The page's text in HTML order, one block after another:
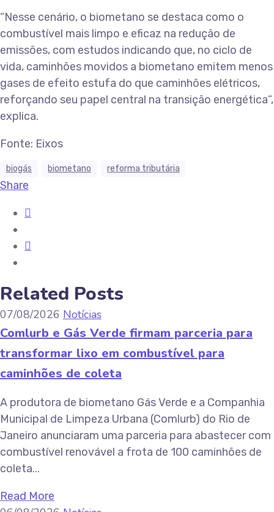
“Nesse cenário, o biometano se destaca como o
combustível mais limpo e eficaz na redução de
emissões, com estudos indicando que, no ciclo de
vida, caminhões movidos a biometano emitem menos
gases de efeito estufa do que caminhões elétricos,
reforçando seu papel central na transição energética”,
explica.
Fonte: Eixos
biogás biometano reforma tributária
Share
Related Posts
07/08/2026 Notícias
Comlurb e Gás Verde firmam parceria para
transformar lixo em combustível para
caminhões de coleta
A produtora de biometano Gás Verde e a Companhia
Municipal de Limpeza Urbana (Comlurb) do Rio de
Janeiro anunciaram uma parceria para abastecer com
combustível renovável a frota de 100 caminhões de
coleta...
Read More